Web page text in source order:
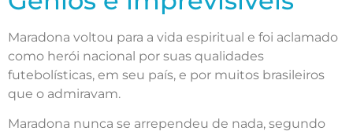
Maradona voltou para a vida espiritual e foi aclamado
como herói nacional por suas qualidades
futebolísticas, em seu país, e por muitos brasileiros
que o admiravam.
Maradona nunca se arrependeu de nada, segundo